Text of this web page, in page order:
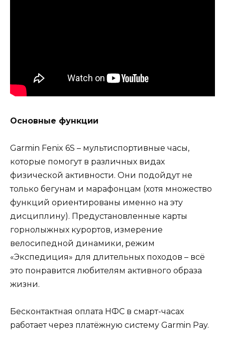
Основные функции
Garmin Fenix 6S – мультиспортивные часы,
которые помогут в различных видах
физической активности. Они подойдут не
только бегунам и марафонцам (хотя множество
функций ориентированы именно на эту
дисциплину). Предустановленные карты
горнолыжных курортов, измерение
велосипедной динамики, режим
«Экспедиция» для длительных походов – всё
это понравится любителям активного образа
жизни.
Бесконтактная оплата НФС в смарт-часах
работает через платёжную систему Garmin Pay.